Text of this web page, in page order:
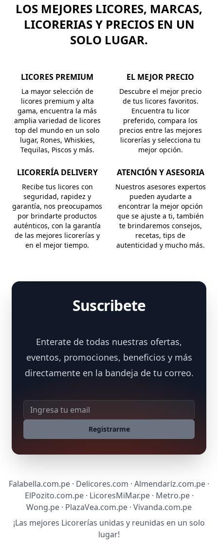
LOS MEJORES LICORES, MARCAS,
LICORERIAS Y PRECIOS EN UN
SOLO LUGAR.
LICORES PREMIUM
La mayor selección de
licores premium y alta
gama, encuentra la más
amplia variedad de licores
top del mundo en un solo
lugar, Rones, Whiskies,
Tequilas, Piscos y más.
EL MEJOR PRECIO
Descubre el mejor precio
de tus licores favoritos.
Encuentra tu licor
preferido, compara los
precios entre las mejores
licorerías y selecciona tu
mejor opción.
LICORERÍA DELIVERY
Recibe tus licores con
seguridad, rapidez y
garantía, nos preocupamos
por brindarte productos
auténticos, con la garantía
de las mejores licorerías y
en el mejor tiempo.
ATENCIÓN Y ASESORIA
Nuestros asesores expertos
pueden ayudarte a
encontrar la mejor opción
que se ajuste a ti, también
te brindaremos consejos,
recetas, tips de
autenticidad y mucho más.
Suscribete
Enterate de todas nuestras ofertas,
eventos, promociones, beneficios y más
directamente en la bandeja de tu correo.
Dirección de correo
Registrarme
Falabella.com.pe · Delicores.com · Almendariz.com.pe ·
ElPozito.com.pe · LicoresMiMar.pe · Metro.pe ·
Wong.pe · PlazaVea.com.pe · Vivanda.com.pe
¡Las mejores Licorerías unidas y reunidas en un solo
lugar!